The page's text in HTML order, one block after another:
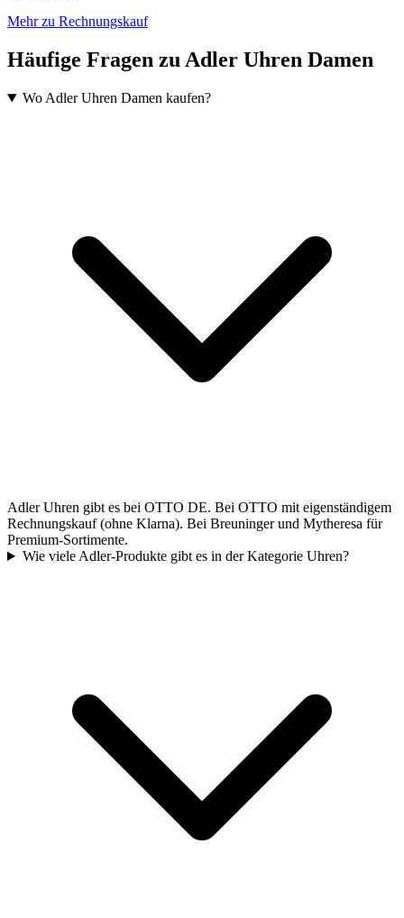
Mehr zu Rechnungskauf
Häufige Fragen zu Adler Uhren Damen
Wo Adler Uhren Damen kaufen?
Adler Uhren gibt es bei OTTO DE. Bei OTTO mit eigenständigem
Rechnungskauf (ohne Klarna). Bei Breuninger und Mytheresa für
Premium-Sortimente.
Wie viele Adler-Produkte gibt es in der Kategorie Uhren?